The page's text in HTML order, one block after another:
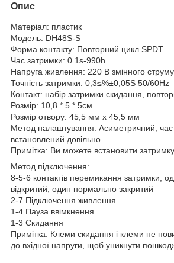
Опис
Матеріал: пластик
Модель: DH48S-S
Форма контакту: Повторний цикл SPDT
Час затримки: 0.1s-990h
Напруга живлення: 220 В змінного струму
Точність затримки: 0,3≤%±0,05S 50/60Hz
Контакт: набір затримки скидання,
Розмір: 10,8 * 5 * 5см
Розмір отвору: 45,5 мм х 45,5 мм
Метод налаштування: Асиметричний,
встановлений довільно
Примітка: Ви можете встановити
Метод підключення:
8-5-6 контактів перемикання затримки,
відкритий, один нормально закритий
2-7 Підключення живлення
1-4 Пауза ввімкнення
1-3 Скидання
Примітка: Клеми скидання і клеми не
до вхідної напруги, щоб уникнути